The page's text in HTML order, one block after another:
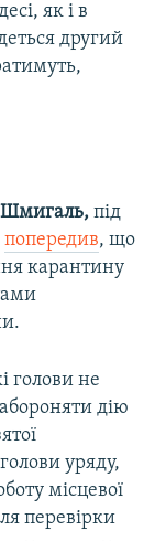
як і в
другий
під
попередив, що
карантину
голови не
дію
уряду,
місцевої
перевірки